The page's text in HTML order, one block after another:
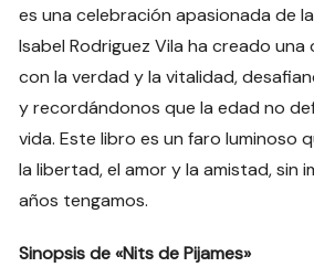
es una celebración apasionada de
Isabel Rodriguez Vila ha creado
con la verdad y la vitalidad,
y recordándonos que la edad no
vida. Este libro es un faro luminoso
la libertad, el amor y la amistad, sin
años tengamos.
Sinopsis de «Nits de Pijames»